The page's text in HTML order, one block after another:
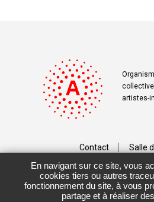
artistes-
Contact Salle
Téléchargements
Vos données
En navigant sur ce site, vous
cookies tiers ou autres
fonctionnement du site, à vous
partage et à réaliser